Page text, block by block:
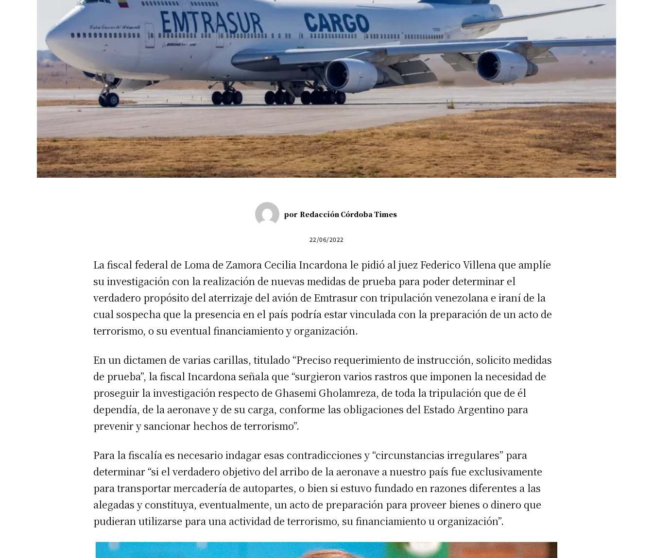
por Redacción Córdoba Times
22/06/2022
La fiscal federal de Loma de Zamora Cecilia Incardona le pidió al juez Federico Villena que amplíe
su investigación con la realización de nuevas medidas de prueba para poder determinar el
verdadero propósito del aterrizaje del avión de Emtrasur con tripulación venezolana e iraní de la
cual sospecha que la presencia en el país podría estar vinculada con la preparación de un acto de
terrorismo, o su eventual financiamiento y organización.
En un dictamen de varias carillas, titulado “Preciso requerimiento de instrucción, solicito medidas
de prueba”, la fiscal Incardona señala que “surgieron varios rastros que imponen la necesidad de
proseguir la investigación respecto de Ghasemi Gholamreza, de toda la tripulación que de él
dependía, de la aeronave y de su carga, conforme las obligaciones del Estado Argentino para
prevenir y sancionar hechos de terrorismo”.
Para la fiscalía es necesario indagar esas contradicciones y “circunstancias irregulares” para
determinar “si el verdadero objetivo del arribo de la aeronave a nuestro país fue exclusivamente
para transportar mercadería de autopartes, o bien si estuvo fundado en razones diferentes a las
alegadas y constituya, eventualmente, un acto de preparación para proveer bienes o dinero que
pudieran utilizarse para una actividad de terrorismo, su financiamiento u organización”.